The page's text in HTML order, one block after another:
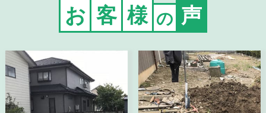
お 客 様 の 声